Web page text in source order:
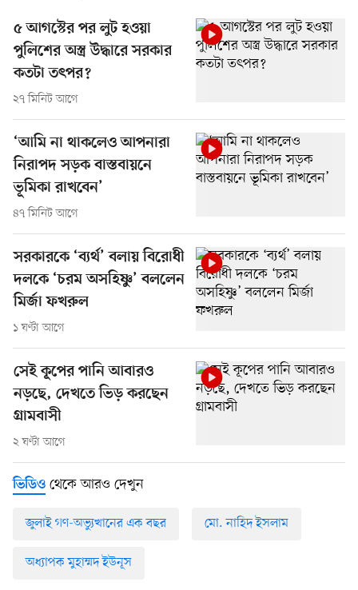
৫ আগস্টের পর লুট হওয়া
পুলিশের অস্ত্র উদ্ধারে সরকার
কতটা তৎপর?
২৭ মিনিট আগে
‘আমি না থাকলেও আপনারা
নিরাপদ সড়ক বাস্তবায়নে
ভূমিকা রাখবেন’
৪৭ মিনিট আগে
সরকারকে ‘ব্যর্থ’ বলায় বিরোধী
দলকে ‘চরম অসহিষ্ণু’ বললেন
মির্জা ফখরুল
১ ঘণ্টা আগে
সেই কূপের পানি আবারও
নড়ছে, দেখতে ভিড় করছেন
গ্রামবাসী
২ ঘণ্টা আগে
ভিডিও থেকে আরও দেখুন
জুলাই গণ-অভ্যুত্থানের এক বছর মো. নাহিদ ইসলাম
অধ্যাপক মুহাম্মদ ইউনূস